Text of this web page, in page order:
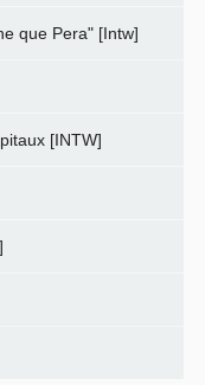
que Pera" [Intw]
[INTW]